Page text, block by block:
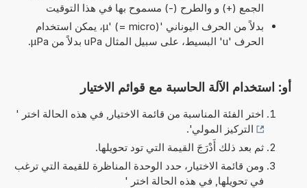
الجمع (+) و والطرح (-) مسموح بها في هذا التوقيت
بدلاً من الحرف اليوناني 'µ' (= micro)، يمكن استخدام
الحرف 'u' البسيط، على سبيل المثال uPa بدلاً من µPa.
أو: استخدام الآلة الحاسبة مع قوائم الاختيار
اختر الفئة المناسبة من قائمة الاختيار, في هذه الحالة اختر '
التركيز المولي'.
ثم بعد ذلك أَدْرَجَ القيمة التي تود تحويلها.
ومن قائمة الاختيار، حدد الوحدة المناظرة للقيمة التي ترغب
في تحويلها, في هذه الحالة اختر '